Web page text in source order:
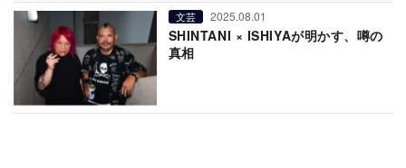
文芸 2025.08.01
SHINTANI × ISHIYAが明かす、噂の
真相